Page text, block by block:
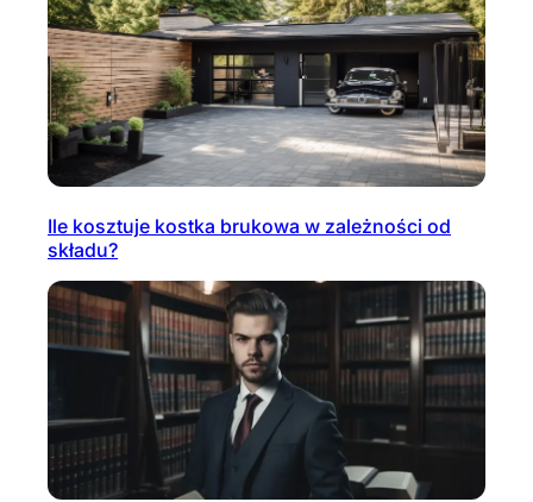
Ile kosztuje kostka brukowa w zależności od
składu?